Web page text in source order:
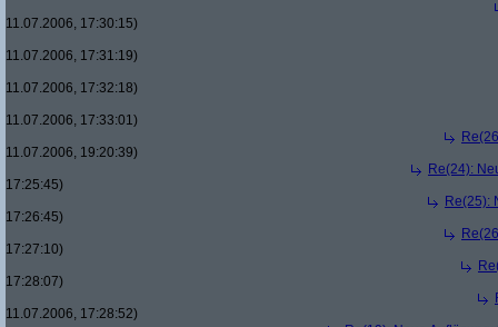
11.07.2006, 17:30:15)
11.07.2006, 17:31:19)
11.07.2006, 17:32:18)
11.07.2006, 17:33:01)
11.07.2006, 19:20:39)
Re(24):
17:25:45)
Re(25):
17:26:45)
17:27:10)
17:28:07)
11.07.2006, 17:28:52)